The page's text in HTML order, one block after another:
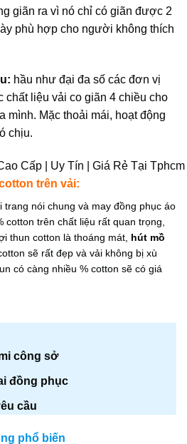
giãn ra vì nó chỉ có giãn được 2
phù hợp cho người không thích
hầu như đại đa số các đơn vị
chất liệu vải co giãn 4 chiều cho
mình. Mặc thoải mái, hoạt động
chịu.
trên vải:
trang nói chung và may đồng phục áo
cotton trên chất liệu rất quan trọng,
thun cotton là thoáng mát, hút mồ
sẽ rất đẹp và vải không bị xù
có càng nhiều % cotton sẽ có giá
công sở
đồng phục
cầu
phổ biến